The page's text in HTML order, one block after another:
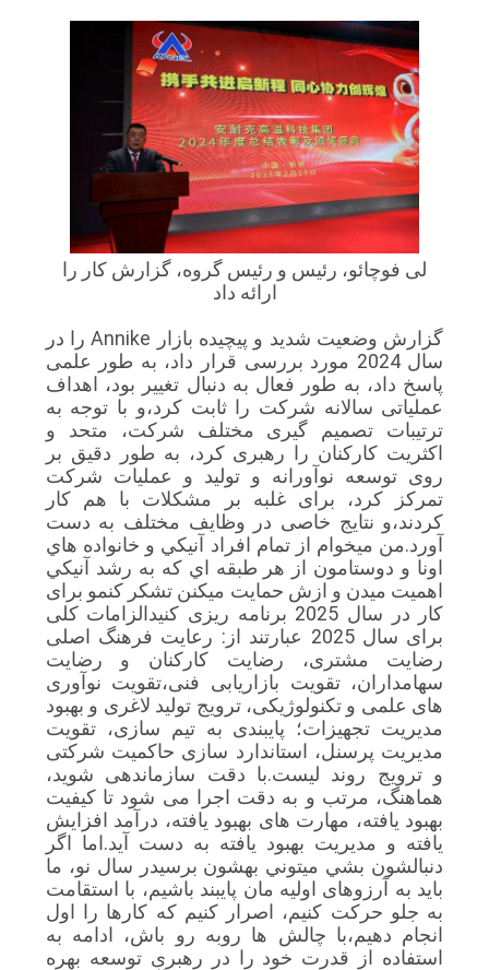
لی فوچائو، رئیس و رئیس گروه، گزارش کار را
ارائه داد
گزارش وضعیت شدید و پیچیده بازار Annike را در
سال 2024 مورد بررسی قرار داد، به طور علمی
پاسخ داد، به طور فعال به دنبال تغییر بود، اهداف
عملیاتی سالانه شرکت را ثابت کرد،و با توجه به
ترتیبات تصمیم گیری مختلف شرکت، متحد و
اکثریت کارکنان را رهبری کرد، به طور دقیق بر
روی توسعه نوآورانه و تولید و عملیات شرکت
تمرکز کرد، برای غلبه بر مشکلات با هم کار
کردند،و نتایج خاصی در وظایف مختلف به دست
آورد.من ميخوام از تمام افراد آنيکي و خانواده هاي
اونا و دوستامون از هر طبقه اي که به رشد آنيکي
اهميت ميدن و ازش حمايت ميکنن تشکر کنمو برای
کار در سال 2025 برنامه ریزی کنیدالزامات کلی
برای سال 2025 عبارتند از: رعایت فرهنگ اصلی
رضایت مشتری، رضایت کارکنان و رضایت
سهامداران، تقویت بازاریابی فنی،تقویت نوآوری
های علمی و تکنولوژیکی، ترویج تولید لاغری و بهبود
مدیریت تجهیزات؛ پایبندی به تیم سازی، تقویت
مدیریت پرسنل، استاندارد سازی حاکمیت شرکتی
و ترویج روند لیست.با دقت سازماندهی شوید،
هماهنگ، مرتب و به دقت اجرا می شود تا کیفیت
بهبود یافته، مهارت های بهبود یافته، درآمد افزایش
یافته و مدیریت بهبود یافته به دست آید.اما اگر
دنبالشون بشي ميتوني بهشون برسيدر سال نو، ما
باید به آرزوهای اولیه مان پایبند باشیم، با استقامت
به جلو حرکت کنیم، اصرار کنیم که کارها را اول
انجام دهیم،با چالش ها روبه رو باش، ادامه به
استفاده از قدرت خود را در رهبری توسعه بهره